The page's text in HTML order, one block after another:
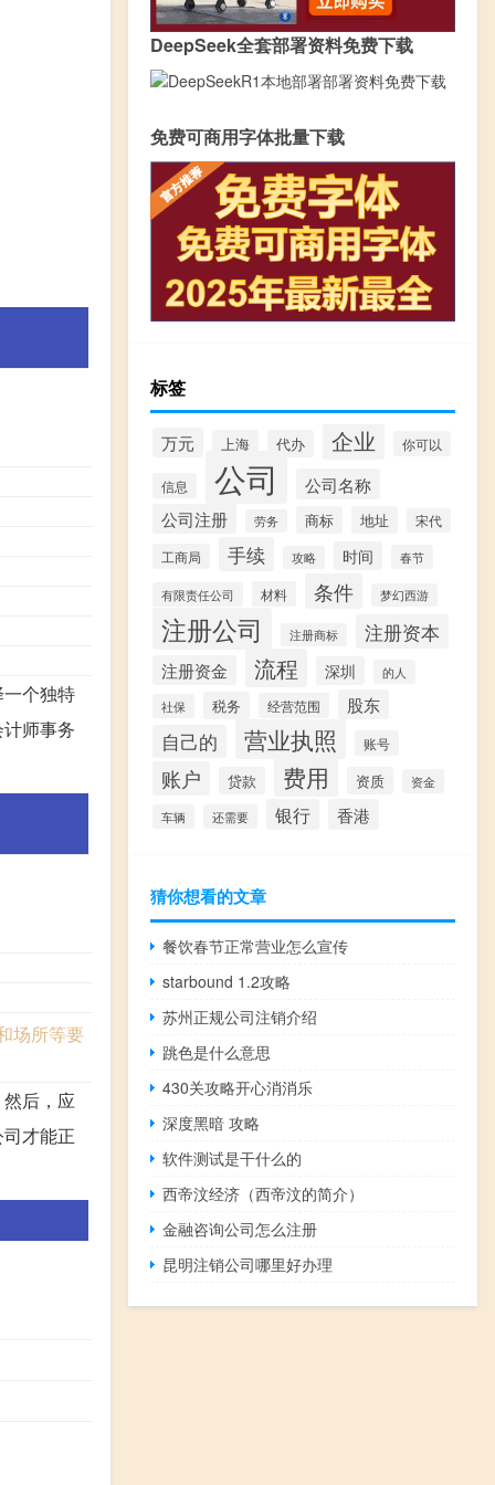
个独特
师事务
场所等要
后，应
才能正
DeepSeek全套部署资料免费下载
免费可商用字体批量下载
标签
万元 上海 代办 企业 你可以
信息 公司 公司名称
公司注册 劳务 商标 地址 宋代
工商局 手续 攻略 时间 春节
有限责任公司 材料 条件 梦幻西游
注册公司 注册商标 注册资本
注册资金 流程 深圳
的人
社保
税务 经营范围 股东
自己的 营业执照 账号
账户 贷款 费用 资质
资金
车辆
还需要 银行 香港
猜你想看的文章
餐饮春节正常营业怎么宣传
starbound 1.2攻略
苏州正规公司注销介绍
跳色是什么意思
430关攻略开心消消乐
深度黑暗 攻略
软件测试是干什么的
西帝汶经济（西帝汶的简介）
金融咨询公司怎么注册
昆明注销公司哪里好办理